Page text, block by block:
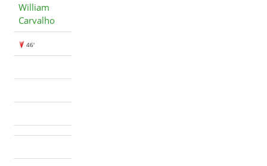
William
Carvalho
46'